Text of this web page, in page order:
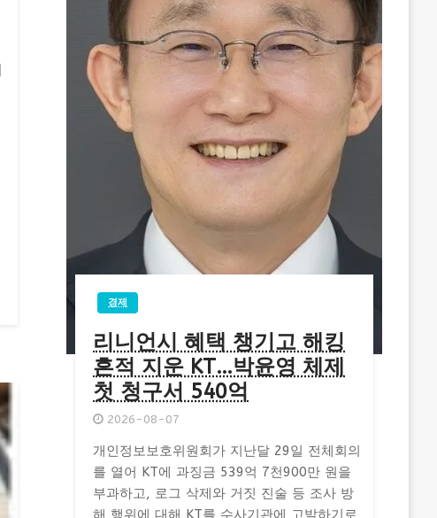
경제
리니언시 혜택 챙기고 해킹
흔적 지운 KT…박윤영 체제
첫 청구서 540억
2026-08-07
개인정보보호위원회가 지난달 29일 전체회의
를 열어 KT에 과징금 539억 7천900만 원을
부과하고, 로그 삭제와 거짓 진술 등 조사 방
해 행위에 대해 KT를 수사기관에 고발하기로